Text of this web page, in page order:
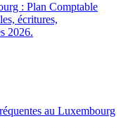
: Plan Comptable
écritures,
2026.
au Luxembourg